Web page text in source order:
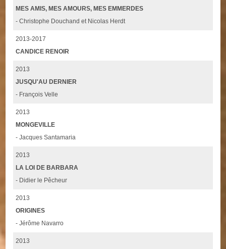
MES AMIS, MES AMOURS, MES EMMERDES
- Christophe Douchand et Nicolas Herdt
2013-2017
CANDICE RENOIR
2013
JUSQU'AU DERNIER
- François Velle
2013
MONGEVILLE
- Jacques Santamaria
2013
LA LOI DE BARBARA
- Didier le Pêcheur
2013
ORIGINES
- Jérôme Navarro
2013